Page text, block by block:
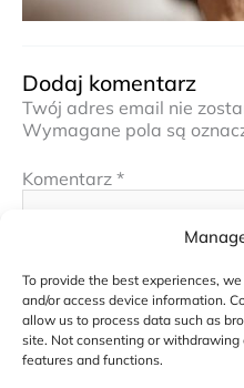
To provide the best experiences,
and/or access device information.
allow us to process data such as
site. Not consenting or
features and functions.
Dodaj komentarz
Twój adres email nie
Wymagane pola są
Komentarz *